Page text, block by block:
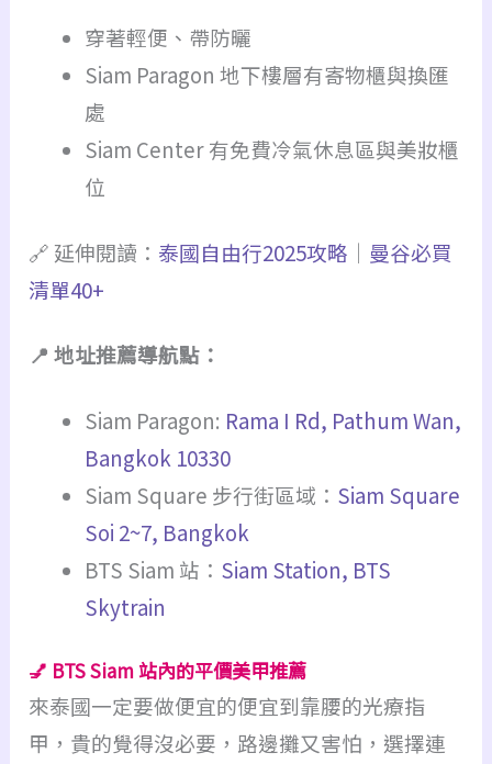
穿著輕便、帶防曬
Siam Paragon 地下樓層有寄物櫃與換匯
處
Siam Center 有免費冷氣休息區與美妝櫃
位
🔗 延伸閱讀： 泰國自由行2025攻略 ｜ 曼谷必買
清單40+
📍 地址推薦導航點：
Siam Paragon: Rama I Rd, Pathum Wan,
Bangkok 10330
Siam Square 步行街區域： Siam Square
Soi 2~7, Bangkok
BTS Siam 站： Siam Station, BTS
Skytrain
💅 BTS Siam 站內的平價美甲推薦
來泰國一定要做便宜的便宜到靠腰的光療指
甲，貴的覺得沒必要，路邊攤又害怕，選擇連